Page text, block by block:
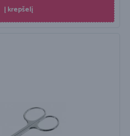
Į krepšelį